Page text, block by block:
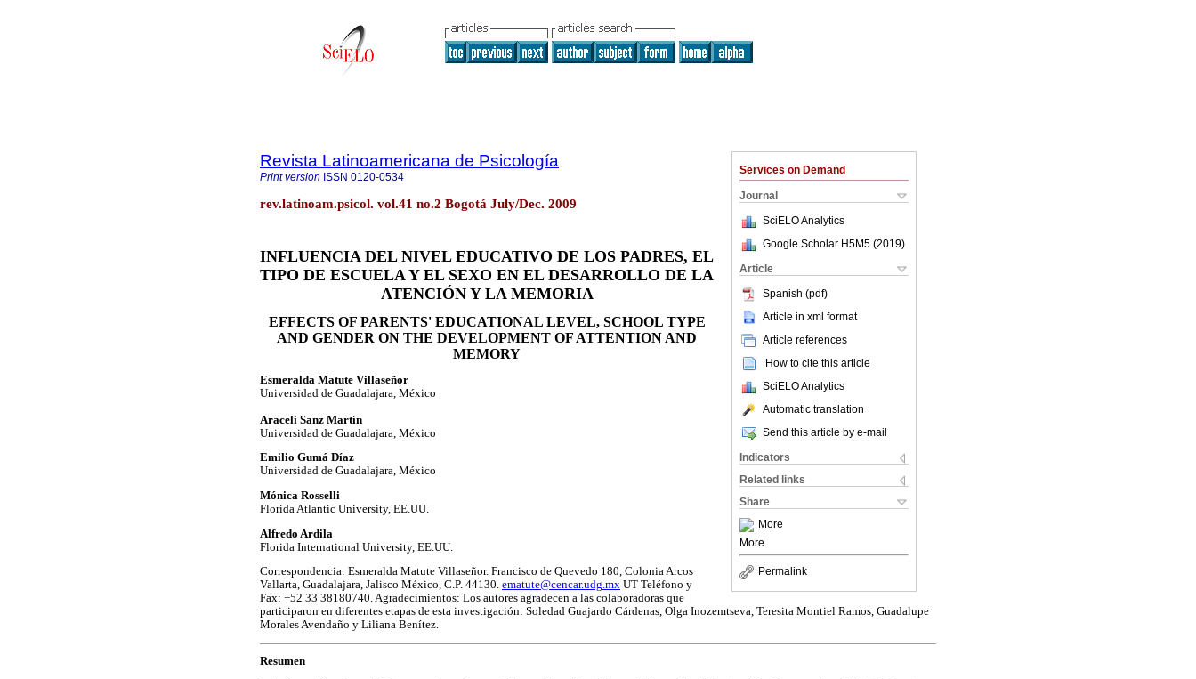
Services on Demand
Journal
SciELO Analytics
Google Scholar H5M5 (2019)
Article
Spanish (pdf)
Article in xml format
Article references
How to cite this article
SciELO Analytics
Automatic translation
Send this article by e-mail
Indicators
Related links
Share
More
More
Permalink
Revista Latinoamericana de Psicología
Print version ISSN 0120-0534
rev.latinoam.psicol. vol.41 no.2 Bogotá July/Dec. 2009
INFLUENCIA DEL NIVEL EDUCATIVO DE LOS PADRES, EL
TIPO DE ESCUELA Y EL SEXO EN EL DESARROLLO DE LA
ATENCIÓN Y LA MEMORIA
EFFECTS OF PARENTS' EDUCATIONAL LEVEL, SCHOOL TYPE
AND GENDER ON THE DEVELOPMENT OF ATTENTION AND
MEMORY
Esmeralda Matute Villaseñor
Universidad de Guadalajara, México
Araceli Sanz Martín
Universidad de Guadalajara, México
Emilio Gumá Díaz
Universidad de Guadalajara, México
Mónica Rosselli
Florida Atlantic University, EE.UU.
Alfredo Ardila
Florida International University, EE.UU.
Correspondencia: Esmeralda Matute Villaseñor. Francisco de Quevedo 180, Colonia Arcos
Vallarta, Guadalajara, Jalisco México, C.P. 44130. ematute@cencar.udg.mx UT Teléfono y
Fax: +52 33 38180740. Agradecimientos: Los autores agradecen a las colaboradoras que
participaron en diferentes etapas de esta investigación: Soledad Guajardo Cárdenas, Olga Inozemtseva, Teresita Montiel Ramos, Guadalupe
Morales Avendaño y Liliana Benítez.
Resumen